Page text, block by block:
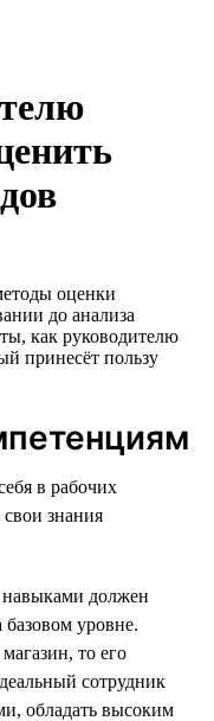
оценки
до анализа
как руководителю
принесёт пользу
в рабочих
знания
должен
базовом уровне.
то его
сотрудник
обладать высоким